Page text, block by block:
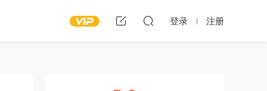
登录 注册